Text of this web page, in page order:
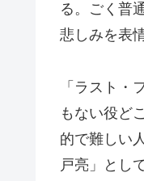
る。ごく普
悲しみを表
「ラスト
もない役ど
的で難しい
戸亮」とし